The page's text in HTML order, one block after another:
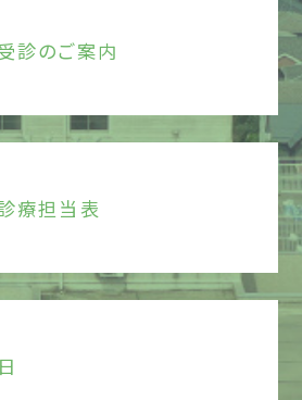
診のご案内
療担当表